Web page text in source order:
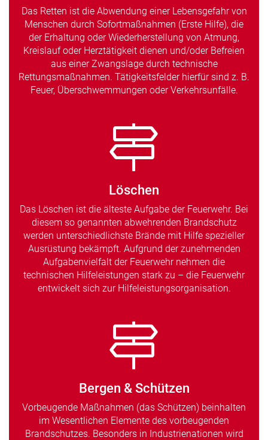
Das Retten ist die Abwendung einer Lebensgefahr von
Menschen durch Sofortmaßnahmen (Erste Hilfe), die
der Erhaltung oder Wiederherstellung von Atmung,
Kreislauf oder Herztätigkeit dienen und/oder Befreien
aus einer Zwangslage durch technische
Rettungsmaßnahmen. Tätigkeitsfelder hierfür sind z. B.
Feuer, Überschwemmungen oder Verkehrsunfälle.
Löschen
Das Löschen ist die älteste Aufgabe der Feuerwehr. Bei
diesem so genannten abwehrenden Brandschutz
werden unterschiedlichste Brände mit Hilfe spezieller
Ausrüstung bekämpft. Aufgrund der zunehmenden
Aufgabenvielfalt der Feuerwehr nehmen die
technischen Hilfeleistungen stark zu – die Feuerwehr
entwickelt sich zur Hilfeleistungsorganisation.
Bergen & Schützen
Vorbeugende Maßnahmen (das Schützen) beinhalten
im Wesentlichen Elemente des vorbeugenden
Brandschutzes. Besonders in Industrienationen wird